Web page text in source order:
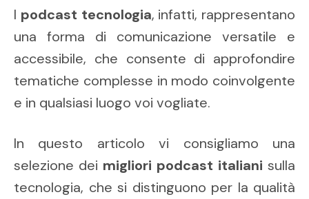
I podcast tecnologia, infatti, rappresentano
una forma di comunicazione versatile e
accessibile, che consente di approfondire
tematiche complesse in modo coinvolgente
e in qualsiasi luogo voi vogliate.
In questo articolo vi consigliamo una
selezione dei migliori podcast italiani sulla
tecnologia, che si distinguono per la qualità